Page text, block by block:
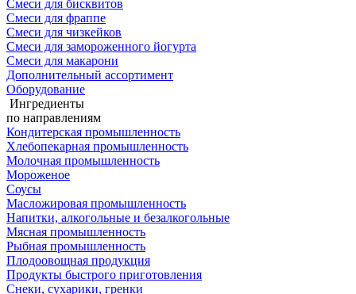
Смеси для бисквитов
Смеси для фраппе
Смеси для чизкейков
Смеси для замороженного йогурта
Смеси для макарони
Дополнительный ассортимент
Оборудование
Ингредиенты
по направлениям
Кондитерская промышленность
Хлебопекарная промышленность
Молочная промышленность
Мороженое
Соусы
Масложировая промышленность
Напитки, алкогольные и безалкогольные
Мясная промышленность
Рыбная промышленность
Плодоовощная продукция
Продукты быстрого приготовления
Снеки, сухарики, гренки